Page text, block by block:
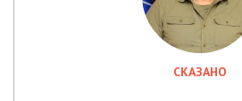
СКАЗАНО